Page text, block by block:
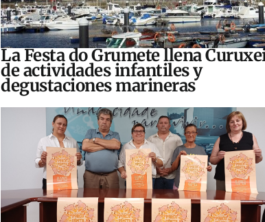
La Festa do Grumete llena
de actividades infantiles y
degustaciones marineras